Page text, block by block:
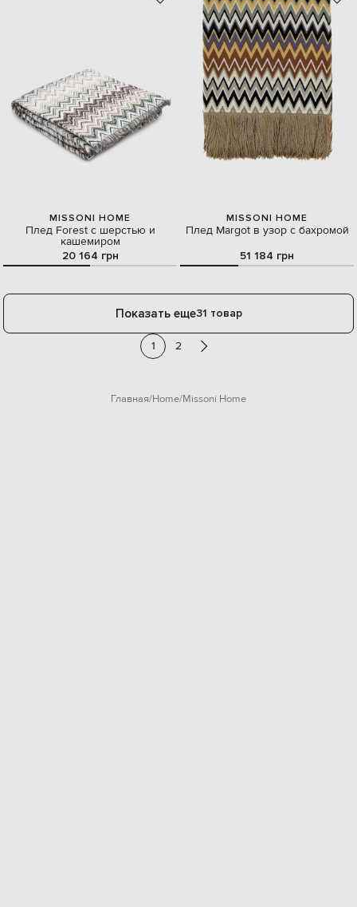
MISSONI HOME
Плед Forest с шерстью и
кашемиром
20 164 грн
MISSONI HOME
Плед Margot в узор с бахромой
51 184 грн
Показать еще31 товар
1 2
Главная Home Missoni Home